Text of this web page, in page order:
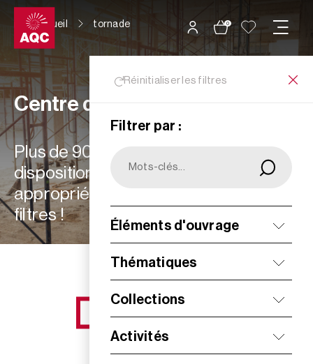
Panneau de gestion des cookies
0
Accueil tornade
Réinitialiser les filtres
Filtrer par :
Éléments d'ouvrage
Thématiques
Collections
Activités
Centre de ressources
Plus de 900 ressources à votre
disposition : choisissez les plus
appropriées à vos besoins grâce aux
filtres !
NOS NOUVEAUTÉS